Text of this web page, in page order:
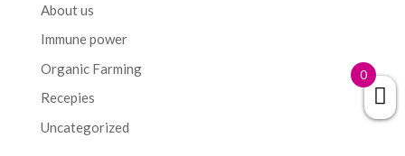
About us
Immune power
Organic Farming
Recepies
Uncategorized
0